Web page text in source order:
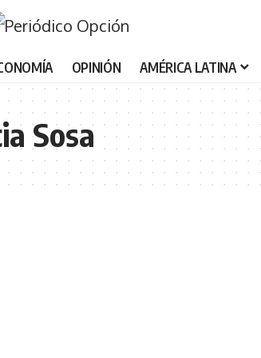
OPINIÓN AMÉRICA LATINA
Sosa